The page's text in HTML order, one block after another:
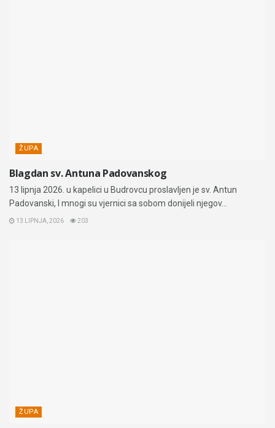
ŽUPA
Blagdan sv. Antuna Padovanskog
13 lipnja 2026. u kapelici u Budrovcu proslavljen je sv. Antun
Padovanski, I mnogi su vjernici sa sobom donijeli njegov...
13 LIPNJA, 2026 203
ŽUPA